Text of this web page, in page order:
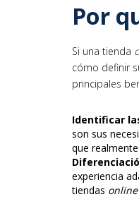
Por
Si una tienda
cómo definir
principales
Identificar
son sus
que
experiencia
tiendas online